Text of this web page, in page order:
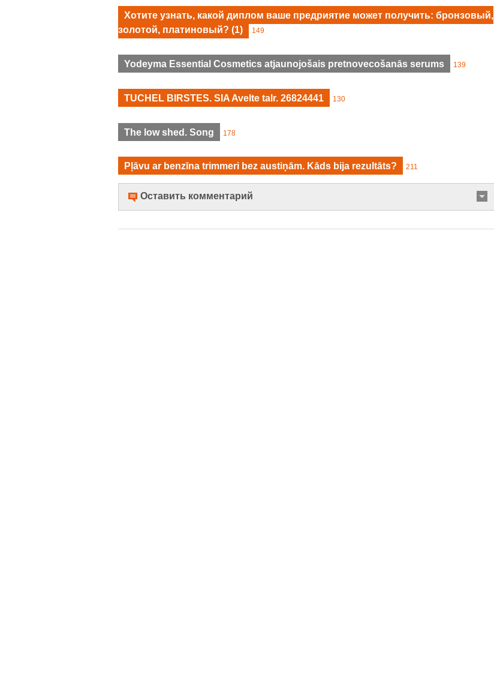
Хотите узнать, какой диплом ваше предриятие может получить: бронзовый,
золотой, платиновый? (1) 149
Yodeyma Essential Cosmetics atjaunojošais pretnovecošanās serums 139
TUCHEL BIRSTES. SIA Avelte talr. 26824441 130
The low shed. Song 178
Pļāvu ar benzīna trimmeri bez austiņām. Kāds bija rezultāts? 211
Оставить комментарий
Имя